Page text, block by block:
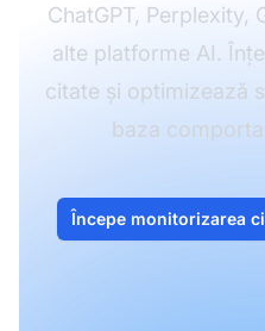
ChatGPT, Perplexity,
alte platforme AI.
citate și optimizează
baza
Începe monitorizarea